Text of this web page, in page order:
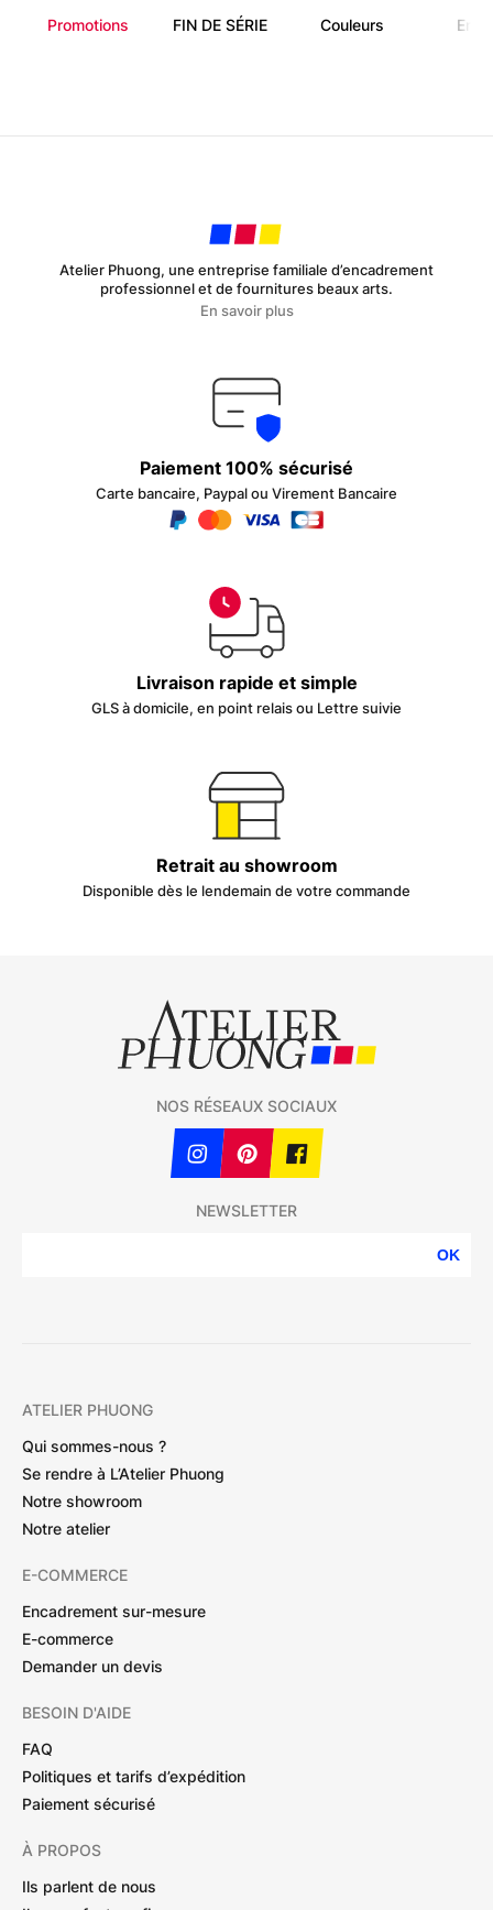
Promotions FIN DE SÉRIE Couleurs
Atelier Phuong, une entreprise familiale d’encadrement
professionnel et de fournitures beaux arts.
En savoir plus
Paiement 100% sécurisé
Carte bancaire, Paypal ou Virement Bancaire
Livraison rapide et simple
GLS à domicile, en point relais ou Lettre suivie
Retrait au showroom
Disponible dès le lendemain de votre commande
NEWSLETTER
OK
NOS RÉSEAUX SOCIAUX
ATELIER PHUONG
Qui sommes-nous ?
Se rendre à L’Atelier Phuong
Notre showroom
Notre atelier
E-COMMERCE
Encadrement sur-mesure
E-commerce
Demander un devis
BESOIN D'AIDE
FAQ
Politiques et tarifs d’expédition
Paiement sécurisé
À PROPOS
Ils parlent de nous